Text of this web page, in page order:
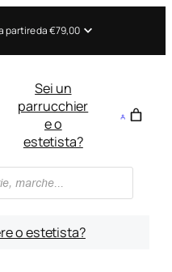
partire da €79,00
Sei un
parrucchier
e o
estetista?
o estetista?